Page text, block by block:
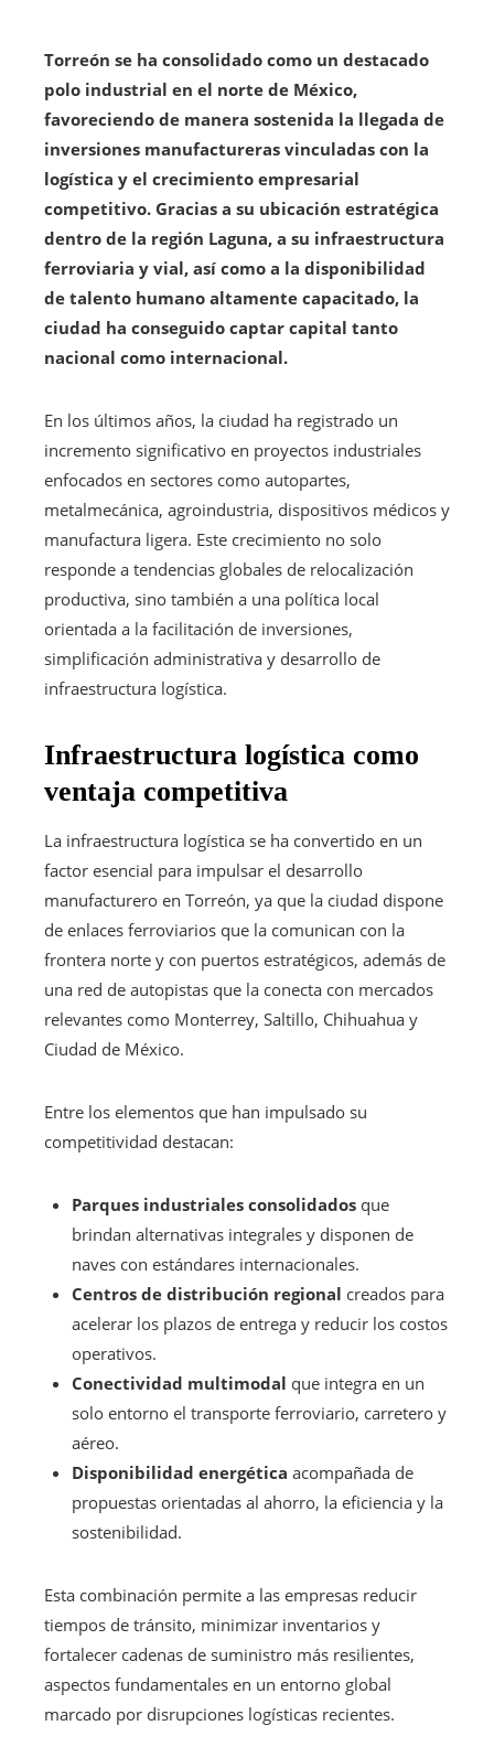
Torreón se ha consolidado como un destacado
polo industrial en el norte de México,
favoreciendo de manera sostenida la llegada de
inversiones manufactureras vinculadas con la
logística y el crecimiento empresarial
competitivo. Gracias a su ubicación estratégica
dentro de la región Laguna, a su infraestructura
ferroviaria y vial, así como a la disponibilidad
de talento humano altamente capacitado, la
ciudad ha conseguido captar capital tanto
nacional como internacional.
En los últimos años, la ciudad ha registrado un
incremento significativo en proyectos industriales
enfocados en sectores como autopartes,
metalmecánica, agroindustria, dispositivos médicos y
manufactura ligera. Este crecimiento no solo
responde a tendencias globales de relocalización
productiva, sino también a una política local
orientada a la facilitación de inversiones,
simplificación administrativa y desarrollo de
infraestructura logística.
Infraestructura logística como
ventaja competitiva
La infraestructura logística se ha convertido en un
factor esencial para impulsar el desarrollo
manufacturero en Torreón, ya que la ciudad dispone
de enlaces ferroviarios que la comunican con la
frontera norte y con puertos estratégicos, además de
una red de autopistas que la conecta con mercados
relevantes como Monterrey, Saltillo, Chihuahua y
Ciudad de México.
Entre los elementos que han impulsado su
competitividad destacan:
Parques industriales consolidados que
brindan alternativas integrales y disponen de
naves con estándares internacionales.
Centros de distribución regional creados para
acelerar los plazos de entrega y reducir los costos
operativos.
Conectividad multimodal que integra en un
solo entorno el transporte ferroviario, carretero y
aéreo.
Disponibilidad energética acompañada de
propuestas orientadas al ahorro, la eficiencia y la
sostenibilidad.
Esta combinación permite a las empresas reducir
tiempos de tránsito, minimizar inventarios y
fortalecer cadenas de suministro más resilientes,
aspectos fundamentales en un entorno global
marcado por disrupciones logísticas recientes.